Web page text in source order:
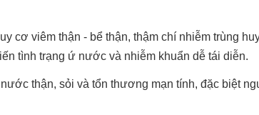
cơ viêm thận - bể thận, thậm chí nhiễm trùng
tình trạng ứ nước và nhiễm khuẩn dễ tái diễn.
thận, sỏi và tổn thương mạn tính, đặc biệt